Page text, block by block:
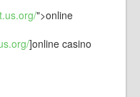
">online
]online casino